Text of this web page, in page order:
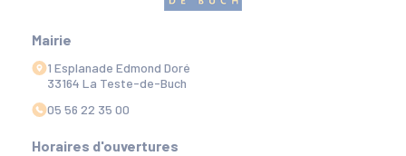
Mairie
1 Esplanade Edmond Doré
33164 La Teste-de-Buch
05 56 22 35 00
Horaires d'ouvertures